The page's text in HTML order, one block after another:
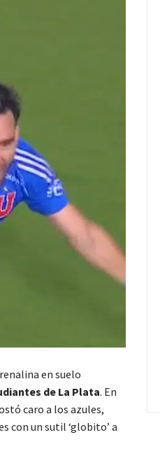
en suelo
de La Plata. En
caro a los azules,
con un sutil ‘globito’ a